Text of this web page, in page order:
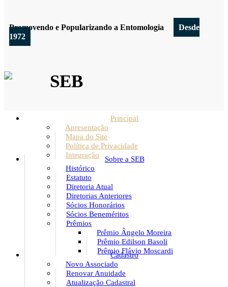
Promovendo e Popularizando a Entomologia
Desde
1972
SEB
Principal
Apresentação
Mapa do Site
Política de Privacidade
Integração
Sobre a SEB
Histórico
Estatuto
Diretoria Atual
Diretorias Anteriores
Sócios Honorários
Sócios Beneméritos
Prêmios
Prêmio Ângelo Moreira
Prêmio Edilson Basoli
Prêmio Flávio Moscardi
Cadastro
Novo Associado
Renovar Anuidade
Atualização Cadastral